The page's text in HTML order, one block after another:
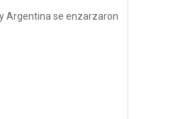
Argentina se enzarzaron